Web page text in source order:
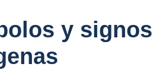
y